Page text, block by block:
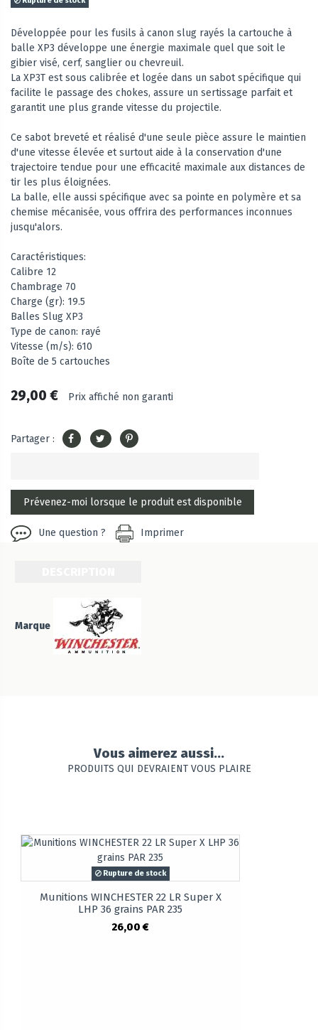
Développée pour les fusils à canon slug rayés la cartouche à
balle XP3 développe une énergie maximale quel que soit le
gibier visé, cerf, sanglier ou chevreuil.
La XP3T est sous calibrée et logée dans un sabot spécifique qui
facilite le passage des chokes, assure un sertissage parfait et
garantit une plus grande vitesse du projectile.
Ce sabot breveté et réalisé d'une seule pièce assure le maintien
d'une vitesse élevée et surtout aide à la conservation d'une
trajectoire tendue pour une efficacité maximale aux distances de
tir les plus éloignées.
La balle, elle aussi spécifique avec sa pointe en polymère et sa
chemise mécanisée, vous offrira des performances inconnues
jusqu'alors.
Caractéristiques:
Calibre 12
Chambrage 70
Charge (gr): 19.5
Balles Slug XP3
Type de canon: rayé
Vitesse (m/s): 610
Boîte de 5 cartouches
29,00 € Prix affiché non garanti
Partager :
Une question ? Imprimer
Marque
Vous aimerez aussi...
PRODUITS QUI DEVRAIENT VOUS PLAIRE
Rupture de stock
Munitions WINCHESTER 22 LR Super X
LHP 36 grains PAR 235
26,00 €